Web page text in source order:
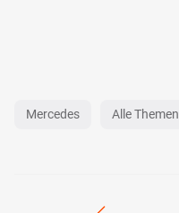
Mercedes Alle Themen